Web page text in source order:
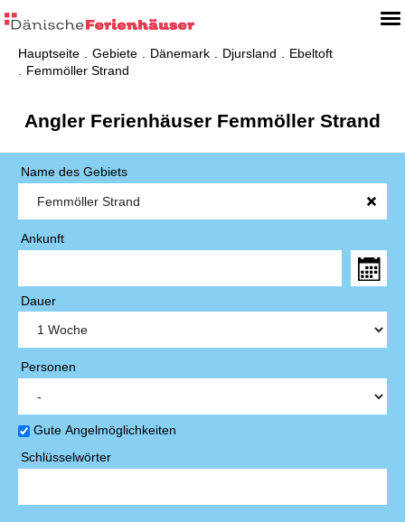
Hauptseite Gebiete Dänemark Djursland
Ebeltoft
Femmöller Strand
Angler Ferienhäuser Femmöller Strand
Name des Gebiets
Ankunft
Dauer
Personen
Gute Angelmöglichkeiten
Schlüsselwörter